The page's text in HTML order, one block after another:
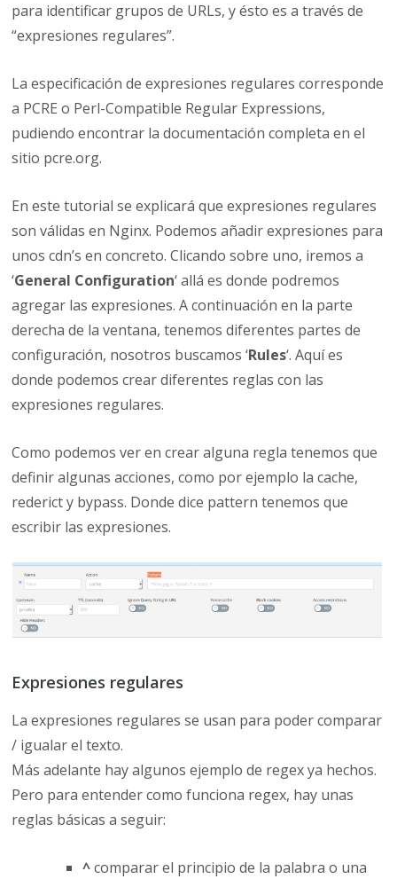
para identificar grupos de URLs, y ésto es a través de
“expresiones regulares”.
La especificación de expresiones regulares corresponde
a PCRE o Perl-Compatible Regular Expressions,
pudiendo encontrar la documentación completa en el
sitio pcre.org.
En este tutorial se explicará que expresiones regulares
son válidas en Nginx. Podemos añadir expresiones para
unos cdn’s en concreto. Clicando sobre uno, iremos a
‘General Configuration‘ allá es donde podremos
agregar las expresiones. A continuación en la parte
derecha de la ventana, tenemos diferentes partes de
configuración, nosotros buscamos ‘Rules‘. Aquí es
donde podemos crear diferentes reglas con las
expresiones regulares.
Como podemos ver en crear alguna regla tenemos que
definir algunas acciones, como por ejemplo la cache,
rederict y bypass. Donde dice pattern tenemos que
escribir las expresiones.
Expresiones regulares
La expresiones regulares se usan para poder comparar
/ igualar el texto.
Más adelante hay algunos ejemplo de regex ya hechos.
Pero para entender como funciona regex, hay unas
reglas básicas a seguir:
^comparar el principio de la palabra o una